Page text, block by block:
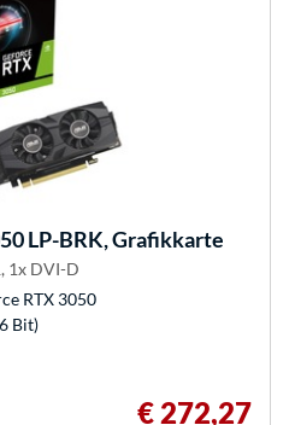
LP-BRK, Grafikkarte
1x DVI-D
RTX 3050
Bit)
€ 272,27